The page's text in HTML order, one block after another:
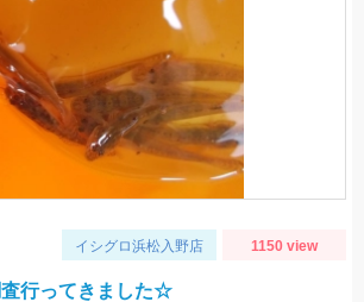
イシグロ浜松入野店 1150 view
行ってきました☆